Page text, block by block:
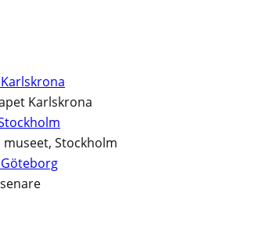
Karlskrona
Stockholm